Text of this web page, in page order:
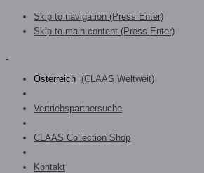
Skip to navigation (Press Enter)
Skip to main content (Press Enter)
Österreich (CLAAS Weltweit)
Vertriebspartnersuche
CLAAS Collection Shop
Kontakt